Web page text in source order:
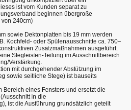
ist vom Kunden separat zu
beginnen übergroße
240cm)
sowie Dektonplatten bis 19 mm werden
Kochfeld- oder Spülenausschnitte ca. 750–
Zusatzmaßnahmen ausgeführt.
Stegleisten-Teilung im Ausschnittbereich
Verstärkung.
mit durchgehender Abstützung im
sowie seitliche Stege) ist bauseits
Bereich eines Fensters und ersetzt die
in die
ist die Ausführung grundsätzlich geteilt